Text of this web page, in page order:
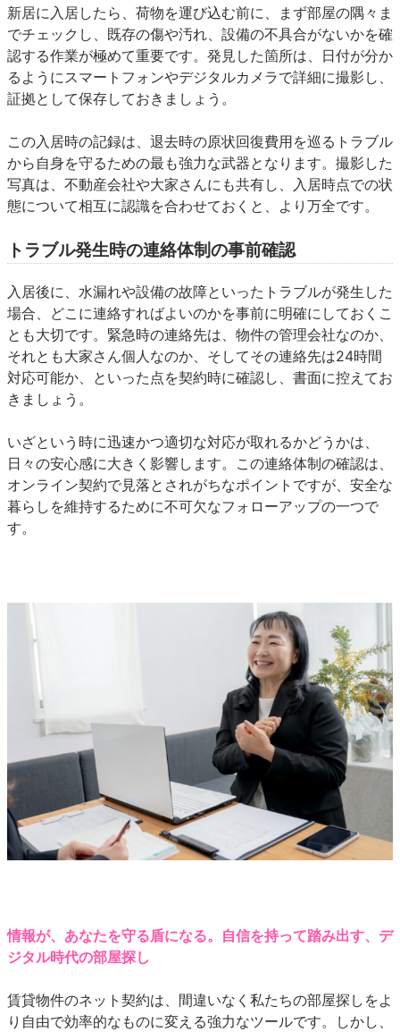
新居に入居したら、荷物を運び込む前に、まず部屋の隅々ま
でチェックし、既存の傷や汚れ、設備の不具合がないかを確
認する作業が極めて重要です。発見した箇所は、日付が分か
るようにスマートフォンやデジタルカメラで詳細に撮影し、
証拠として保存しておきましょう。
この入居時の記録は、退去時の原状回復費用を巡るトラブル
から自身を守るための最も強力な武器となります。撮影した
写真は、不動産会社や大家さんにも共有し、入居時点での状
態について相互に認識を合わせておくと、より万全です。
トラブル発生時の連絡体制の事前確認
入居後に、水漏れや設備の故障といったトラブルが発生した
場合、どこに連絡すればよいのかを事前に明確にしておくこ
とも大切です。緊急時の連絡先は、物件の管理会社なのか、
それとも大家さん個人なのか、そしてその連絡先は24時間
対応可能か、といった点を契約時に確認し、書面に控えてお
きましょう。
いざという時に迅速かつ適切な対応が取れるかどうかは、
日々の安心感に大きく影響します。この連絡体制の確認は、
オンライン契約で見落とされがちなポイントですが、安全な
暮らしを維持するために不可欠なフォローアップの一つで
す。
情報が、あなたを守る盾になる。自信を持って踏み出す、デ
ジタル時代の部屋探し
賃貸物件のネット契約は、間違いなく私たちの部屋探しをよ
り自由で効率的なものに変える強力なツールです。しかし、